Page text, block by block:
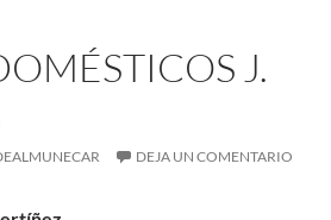
J.
DEJA UN COMENTARIO